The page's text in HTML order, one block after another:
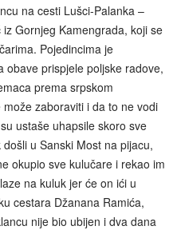
na cesti Lušci-Palanka –
Gornjeg Kamengrada, koji se
Pojedincima je
obave prispjele poljske radove,
prema srpskom
zaboraviti i da to ne vodi
ustaše uhapsile skoro sve
u Sanski Most na pijacu,
okupio sve kulučare i rekao im
na kuluk jer će on ići u
cestara Džanana Ramića,
nije bio ubijen i dva dana